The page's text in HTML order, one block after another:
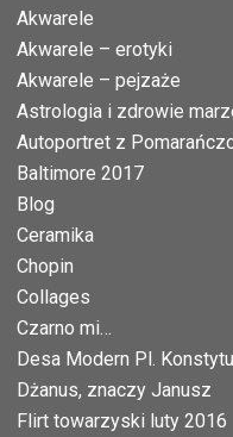
Akwarele
Akwarele – erotyki
Akwarele – pejzaże
Astrologia i zdrowie
Autoportret z
Baltimore 2017
Blog
Ceramika
Chopin
Collages
Czarno mi…
Desa Modern Pl.
Dżanus, znaczy Janusz
Flirt towarzyski luty 2016